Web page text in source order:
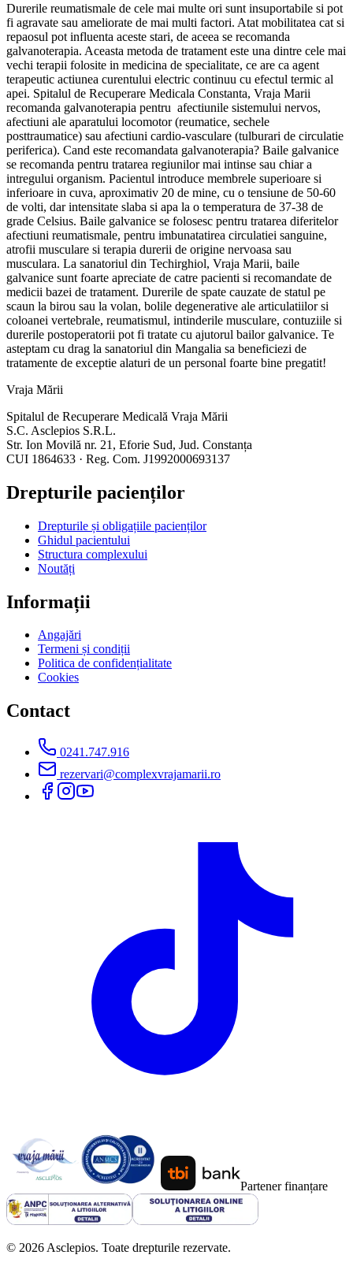
Durerile reumatismale de cele mai multe ori sunt insuportabile si pot
fi agravate sau ameliorate de mai multi factori. Atat mobilitatea cat si
repaosul pot influenta aceste stari, de aceea se recomanda
galvanoterapia. Aceasta metoda de tratament este una dintre cele mai
vechi terapii folosite in medicina de specialitate, ce are ca agent
terapeutic actiunea curentului electric continuu cu efectul termic al
apei. Spitalul de Recuperare Medicala Constanta, Vraja Marii
recomanda galvanoterapia pentru afectiunile sistemului nervos,
afectiuni ale aparatului locomotor (reumatice, sechele
posttraumatice) sau afectiuni cardio-vasculare (tulburari de circulatie
periferica). Cand este recomandata galvanoterapia? Baile galvanice
se recomanda pentru tratarea regiunilor mai intinse sau chiar a
intregului organism. Pacientul introduce membrele superioare si
inferioare in cuva, aproximativ 20 de mine, cu o tensiune de 50-60
de volti, dar intensitate slaba si apa la o temperatura de 37-38 de
grade Celsius. Baile galvanice se folosesc pentru tratarea diferitelor
afectiuni reumatismale, pentru imbunatatirea circulatiei sanguine,
atrofii musculare si terapia durerii de origine nervoasa sau
musculara. La sanatoriul din Techirghiol, Vraja Marii, baile
galvanice sunt foarte apreciate de catre pacienti si recomandate de
medicii bazei de tratament. Durerile de spate cauzate de statul pe
scaun la birou sau la volan, bolile degenerative ale articulatiilor si
coloanei vertebrale, reumatismul, intinderile musculare, contuziile si
durerile postoperatorii pot fi tratate cu ajutorul bailor galvanice. Te
asteptam cu drag la sanatoriul din Mangalia sa beneficiezi de
tratamente de exceptie alaturi de un personal foarte bine pregatit!
Vraja Mării
Spitalul de Recuperare Medicală Vraja Mării
S.C. Asclepios S.R.L.
Str. Ion Movilă nr. 21, Eforie Sud, Jud. Constanța
CUI 1864633 · Reg. Com. J1992000693137
Drepturile pacienților
Drepturile și obligațiile pacienților
Ghidul pacientului
Structura complexului
Noutăți
Informații
Angajări
Termeni și condiții
Politica de confidențialitate
Cookies
Contact
0241.747.916
rezervari@complexvrajamarii.ro
Partener finanțare
© 2026 Asclepios. Toate drepturile rezervate.